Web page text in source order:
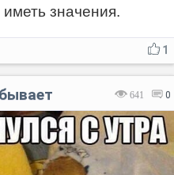
значения.
1
641 0